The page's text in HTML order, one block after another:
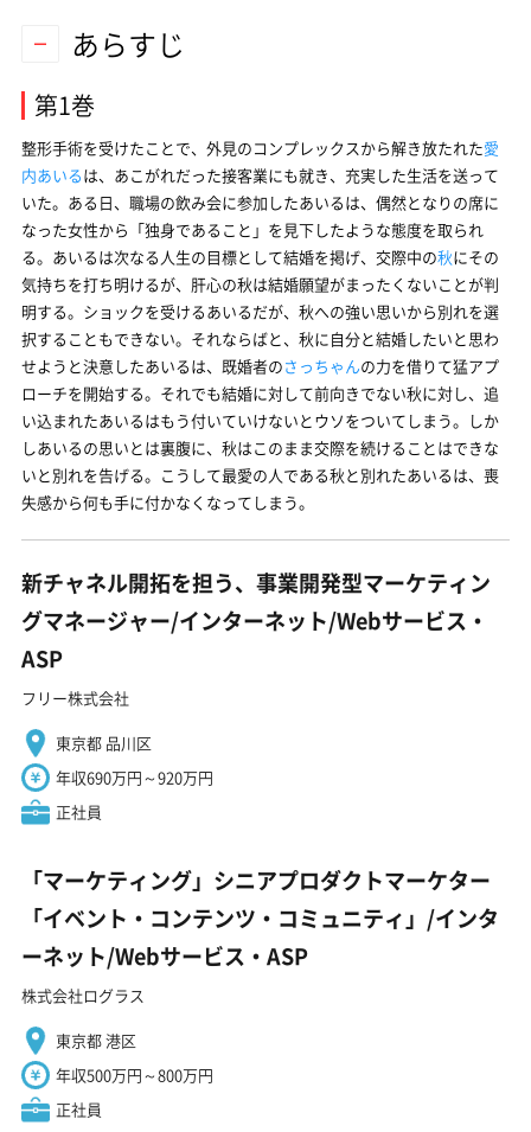
あらすじ
第1巻
整形手術を受けたことで、外見のコンプレックスから解き放たれた愛
内あいるは、あこがれだった接客業にも就き、充実した生活を送って
いた。ある日、職場の飲み会に参加したあいるは、偶然となりの席に
なった女性から「独身であること」を見下したような態度を取られ
る。あいるは次なる人生の目標として結婚を掲げ、交際中の秋にその
気持ちを打ち明けるが、肝心の秋は結婚願望がまったくないことが判
明する。ショックを受けるあいるだが、秋への強い思いから別れを選
択することもできない。それならばと、秋に自分と結婚したいと思わ
せようと決意したあいるは、既婚者のさっちゃんの力を借りて猛アプ
ローチを開始する。それでも結婚に対して前向きでない秋に対し、追
い込まれたあいるはもう付いていけないとウソをついてしまう。しか
しあいるの思いとは裏腹に、秋はこのまま交際を続けることはできな
いと別れを告げる。こうして最愛の人である秋と別れたあいるは、喪
失感から何も手に付かなくなってしまう。
新チャネル開拓を担う、事業開発型マーケティン
グマネージャー/インターネット/Webサービス・
ASP
フリー株式会社
東京都 品川区
年収690万円～920万円
正社員
「マーケティング」シニアプロダクトマーケター
「イベント・コンテンツ・コミュニティ」/インタ
ーネット/Webサービス・ASP
株式会社ログラス
東京都 港区
年収500万円～800万円
正社員